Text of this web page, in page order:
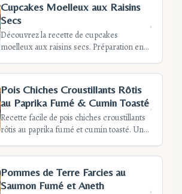
Cupcakes Moelleux aux Raisins
Secs
Découvrez la recette de cupcakes
moelleux aux raisins secs. Préparation en
économique et facile pour un goûter
Pois Chiches Croustillants Rôtis
au Paprika Fumé & Cumin Toasté
Recette facile de pois chiches croustillants
rôtis au paprika fumé et cumin toasté. Un
minutes. Conseils pour une texture
Pommes de Terre Farcies au
Saumon Fumé et Aneth